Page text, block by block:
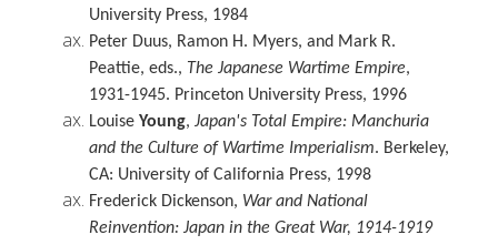
University Press, 1984
Peter Duus, Ramon H. Myers, and Mark R.
Peattie, eds., The Japanese Wartime Empire,
1931-1945. Princeton University Press, 1996
Louise Young, Japan's Total Empire: Manchuria
and the Culture of Wartime Imperialism. Berkeley,
CA: University of California Press, 1998
Frederick Dickenson, War and National
Reinvention: Japan in the Great War, 1914-1919